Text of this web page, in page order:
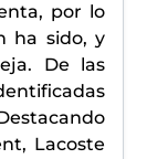
por lo
ha sido, y
De las
Lacoste